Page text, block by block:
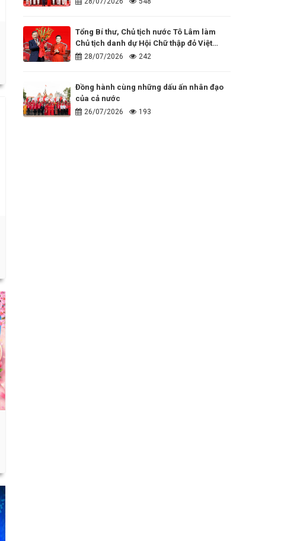
Tổng Bí thư, Chủ tịch nước Tô Lâm làm
Chủ tịch danh dự Hội Chữ thập đỏ Việt
Nam28/07/2026 242
Đồng hành cùng những dấu ấn nhân đạo
của cả nước
26/07/2026 193